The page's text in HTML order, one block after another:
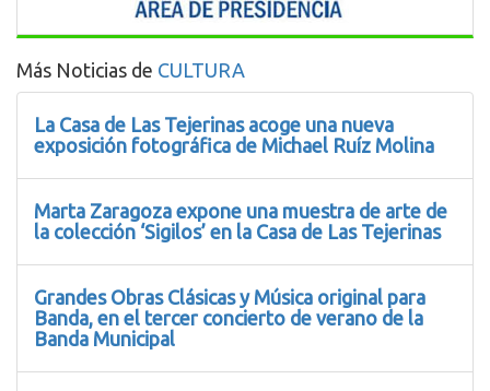
Más Noticias de CULTURA
La Casa de Las Tejerinas acoge una nueva
exposición fotográfica de Michael Ruíz Molina
Marta Zaragoza expone una muestra de arte de
la colección ‘Sigilos’ en la Casa de Las Tejerinas
Grandes Obras Clásicas y Música original para
Banda, en el tercer concierto de verano de la
Banda Municipal